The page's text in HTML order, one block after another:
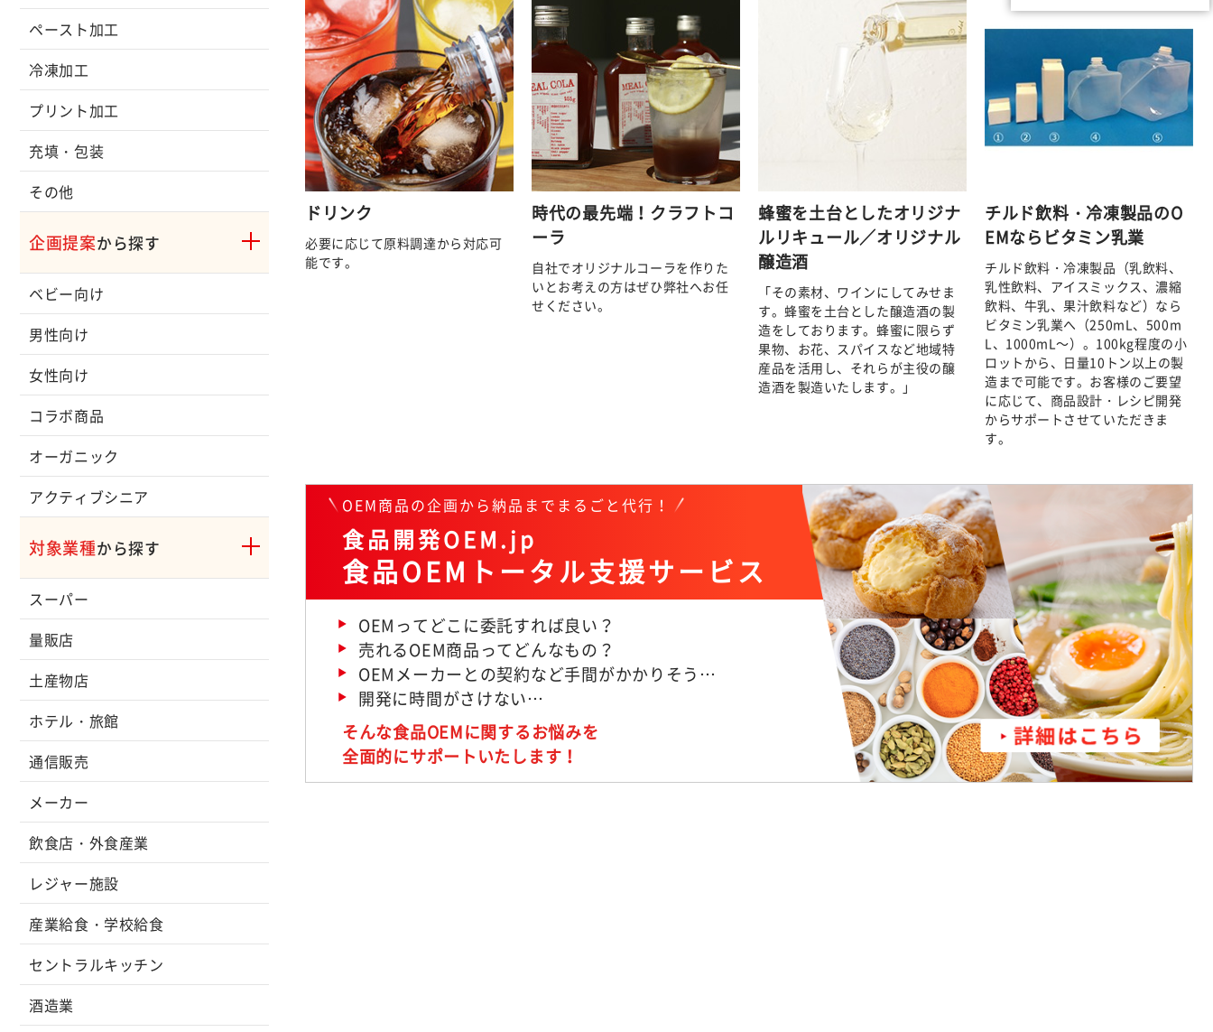
ペースト加工
冷凍加工
プリント加工
充填・包装
その他
企画提案から探す
ベビー向け
男性向け
女性向け
コラボ商品
オーガニック
アクティブシニア
対象業種から探す
スーパー
量販店
土産物店
ホテル・旅館
通信販売
メーカー
飲食店・外食産業
レジャー施設
産業給食・学校給食
セントラルキッチン
酒造業
ドリンク
必要に応じて原料調達から対応可
能です。
時代の最先端！クラフトコ
ーラ
自社でオリジナルコーラを作りた
いとお考えの方はぜひ弊社へお任
せください。
蜂蜜を土台としたオリジナ
ルリキュール／オリジナル
醸造酒
「その素材、ワインにしてみせま
す。蜂蜜を土台とした醸造酒の製
造をしております。蜂蜜に限らず
果物、お花、スパイスなど地域特
産品を活用し、それらが主役の醸
造酒を製造いたします。」
チルド飲料・冷凍製品のO
EMならビタミン乳業
チルド飲料・冷凍製品（乳飲料、
乳性飲料、アイスミックス、濃縮
飲料、牛乳、果汁飲料など）なら
ビタミン乳業へ（250mL、500m
L、1000mL～）。100kg程度の小
ロットから、日量10トン以上の製
造まで可能です。お客様のご要望
に応じて、商品設計・レシピ開発
からサポートさせていただきま
す。
OEM商品の企画から納品までまるごと代行！
食品開発OEM.jp
食品OEMトータル支援サービス
OEMってどこに委託すれば良い？
売れるOEM商品ってどんなもの？
OEMメーカーとの契約など手間がかかりそう…
開発に時間がさけない…
そんな食品OEMに関するお悩みを
全面的にサポートいたします！